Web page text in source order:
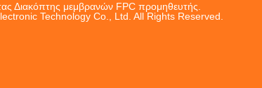
Διακόπτης μεμβρανών FPC προμηθευτής.
Technology Co., Ltd. All Rights Reserved.